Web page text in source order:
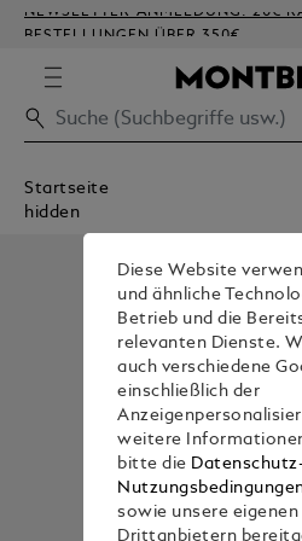
NEWSLETTER-ANMELDUNG: 20€
BESTELLUNGEN ÜBER 350€
Startseite
hidden
Diese Website
und ähnliche
Betrieb und die
relevanten Dienste.
auch verschiedene
einschließlich der
weitere
bitte die
sowie unsere eigenen
Drittanbietern